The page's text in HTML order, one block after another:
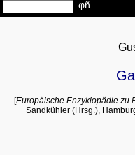
[Europäische Enzyklopädie zu
Sandkühler (Hrsg.),